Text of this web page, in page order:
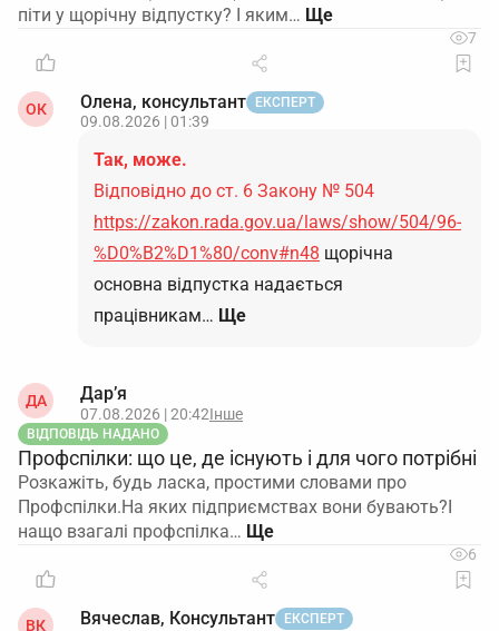
піти у щорічну відпустку? І яким…
7
ОК Олена, консультант ЕКСПЕРТ
09.08.2026 | 01:39
Так, може.
Відповідно до ст. 6 Закону № 504
https://zakon.rada.gov.ua/laws/show/504/96-
%D0%B2%D1%80/conv#n48 щорічна
основна відпустка надається
працівникам… Ще
ДА Дар’я
07.08.2026 | 20:42Інше
ВІДПОВІДЬ НАДАНО
Профспілки: що це, де існують і для чого потрібні
Розкажіть, будь ласка, простими словами про
Профспілки.На яких підприємствах вони бувають?І
нащо взагалі профспілка…
6
ВК Вячеслав, Консультант ЕКСПЕРТ